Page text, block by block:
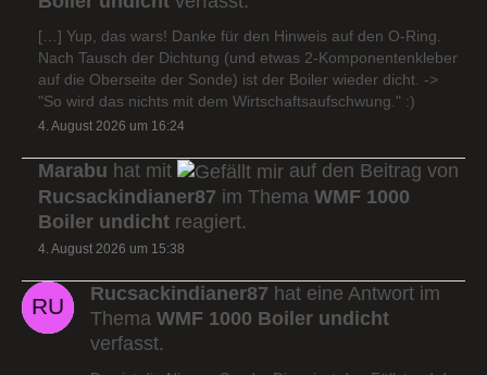
[…] Yup, das wars! Danke für den Hinweis auf den O-Ring.
Nach Tausch der Dichtung (und etwas 2-Komponentenkleber
auf die Oberseite der Sonde) ist der Boiler wieder dicht. ->
"So wird das nichts mit dem Wirtschaftsaufschwung." :)
4. August 2026 um 16:24
Marabu hat mit
auf den Beitrag von
Rucsackindianer87 im Thema WMF 1000
Boiler undicht reagiert.
4. August 2026 um 15:38
Rucsackindianer87 hat eine Antwort im
Thema WMF 1000 Boiler undicht
verfasst.